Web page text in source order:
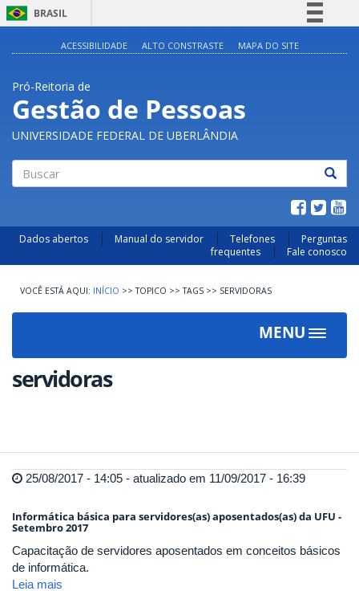
BRASIL
Acesso à informação
Legislação
Canais
ACESSIBILIDADE ALTO CONSTRASTE MAPA DO SITE
Pró-Reitoria de
Gestão de Pessoas
UNIVERSIDADE FEDERAL DE UBERLÂNDIA
Dados abertos Manual do servidor Telefones
Perguntas
frequentes
Fale conosco
INÍCIO >> TOPICO >> TAGS >> SERVIDORAS
MENU
Toggle
servidoras
25/08/2017 - 14:05 - atualizado em 11/09/2017 - 16:39
Informática básica para servidores(as) aposentados(as) da UFU -
Setembro 2017
Capacitação de servidores aposentados em conceitos básicos
de informática.
Leia mais